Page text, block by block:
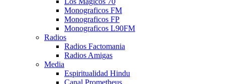
Monograficos FM
Monograficos FP
Monograficos L90FM
Radios
Radios Factomania
Radios Amigas
Media
Espiritualidad Hindu
Canal Prometheus